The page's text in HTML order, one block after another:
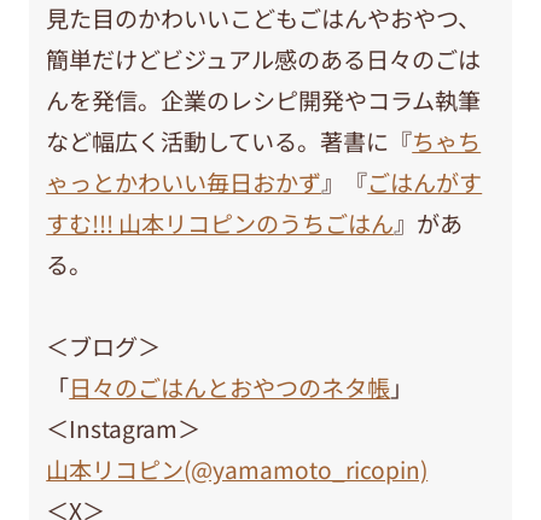
見た目のかわいいこどもごはんやおやつ、
簡単だけどビジュアル感のある日々のごは
んを発信。企業のレシピ開発やコラム執筆
など幅広く活動している。著書に『ちゃち
ゃっとかわいい毎日おかず』『ごはんがす
すむ!!! 山本リコピンのうちごはん』があ
る。
＜ブログ＞
「日々のごはんとおやつのネタ帳」
＜Instagram＞
山本リコピン(@yamamoto_ricopin)
＜X＞